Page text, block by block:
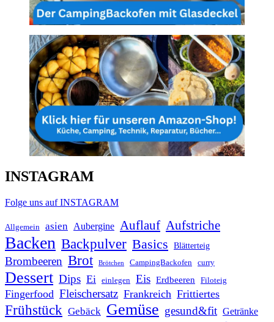
INSTAGRAM
Folge uns auf INSTAGRAM
Allgemein asien Aubergine Auflauf Aufstriche
Backen Backpulver Basics Blätterteig
Brombeeren Brot Brötchen CampingBackofen curry
Dessert Dips Ei einlegen Eis Erdbeeren Filoteig
Fingerfood Fleischersatz Frankreich Frittiertes
Frühstück Gebäck Gemüse gesund&fit Getränke